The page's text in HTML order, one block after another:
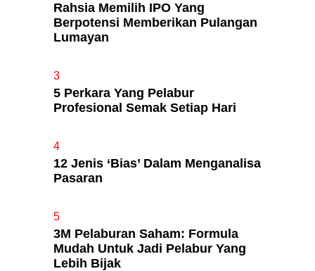
Rahsia Memilih IPO Yang
Berpotensi Memberikan Pulangan
Lumayan
3
5 Perkara Yang Pelabur
Profesional Semak Setiap Hari
4
12 Jenis ‘Bias’ Dalam Menganalisa
Pasaran
5
3M Pelaburan Saham: Formula
Mudah Untuk Jadi Pelabur Yang
Lebih Bijak